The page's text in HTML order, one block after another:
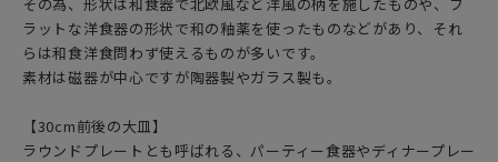
ラットな洋食器の形状で和の釉薬を使ったものなどがあり、それ
らは和食洋食問わず使えるものが多いです。
素材は磁器が中心ですが陶器製やガラス製も。
【30cm前後の大皿】
ラウンドプレートとも呼ばれる、パーティー食器やディナープレー